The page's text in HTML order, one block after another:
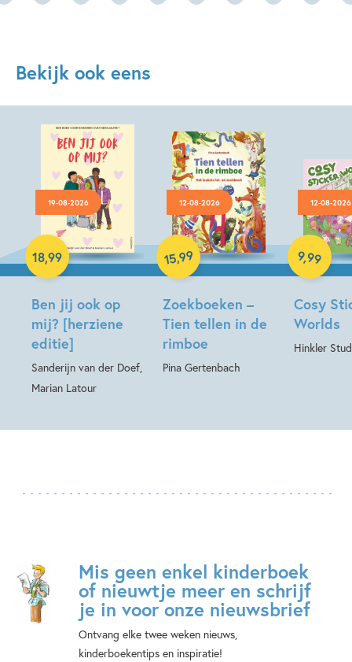
Bekijk ook eens
19-08-2026
Ben jij ook op
mij? [herziene
editie]
Sanderijn van der Doef,
Marian Latour
18,99
Hardcover
12-08-2026
Zoekboeken –
Tien tellen in de
rimboe
Pina Gertenbach
15,99
Hardcover
12-08-2026
Cosy
Worlds
Hinkler
9,99
Paperback
Mis geen enkel kinderboek
of nieuwtje meer en schrijf
je in voor onze nieuwsbrief
Ontvang elke twee weken nieuws,
kinderboekentips en inspiratie!